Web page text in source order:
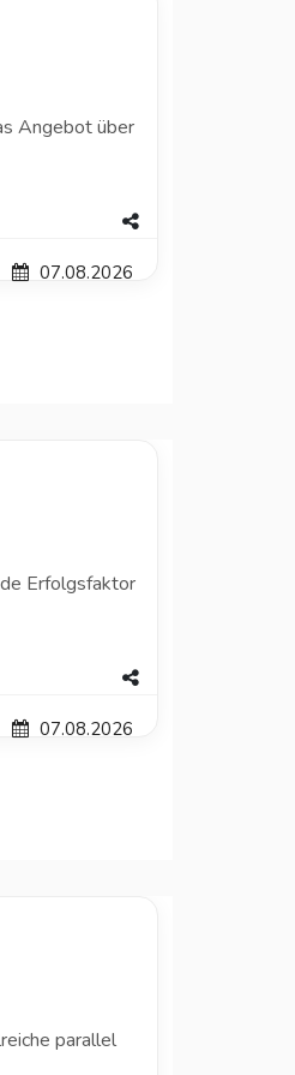
Angebot über
07.08.2026
Erfolgsfaktor
07.08.2026
parallel